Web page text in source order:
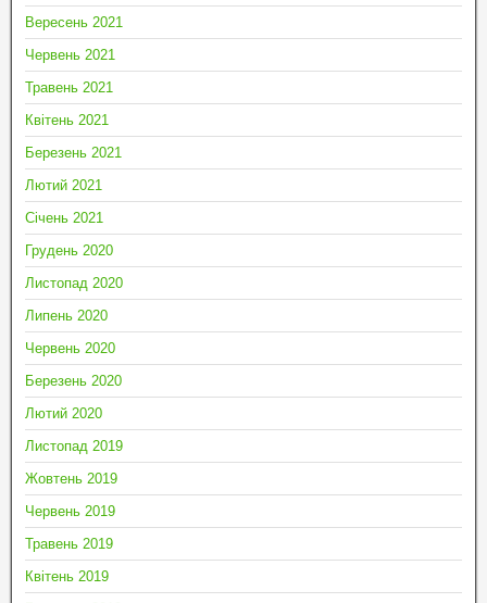
Вересень 2021
Червень 2021
Травень 2021
Квітень 2021
Березень 2021
Лютий 2021
Січень 2021
Грудень 2020
Листопад 2020
Липень 2020
Червень 2020
Березень 2020
Лютий 2020
Листопад 2019
Жовтень 2019
Червень 2019
Травень 2019
Квітень 2019